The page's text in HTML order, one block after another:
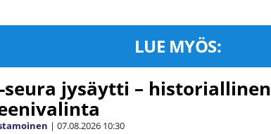
LUE MYÖS:
seura jysäytti – historiallinen
| 07.08.2026 10:30